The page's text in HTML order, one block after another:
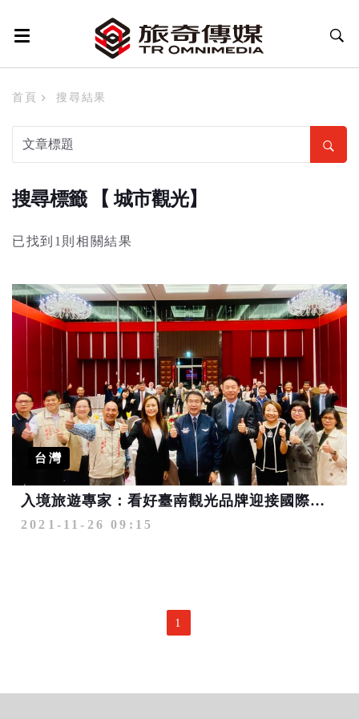
首頁 搜尋結果
搜尋標籤 【 城市觀光】
已找到1則相關結果
台灣
入境旅遊專家：看好臺南觀光品牌迎接國際性報復旅遊熱潮
2021-11-26 09:15
1